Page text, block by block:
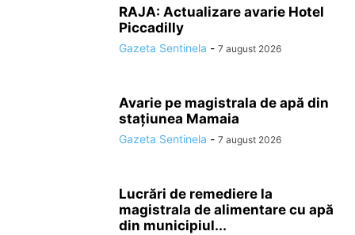
RAJA: Actualizare avarie Hotel
Piccadilly
Gazeta Sentinela - 7 august 2026
Avarie pe magistrala de apă din
stațiunea Mamaia
Gazeta Sentinela - 7 august 2026
Lucrări de remediere la
magistrala de alimentare cu apă
din municipiul...